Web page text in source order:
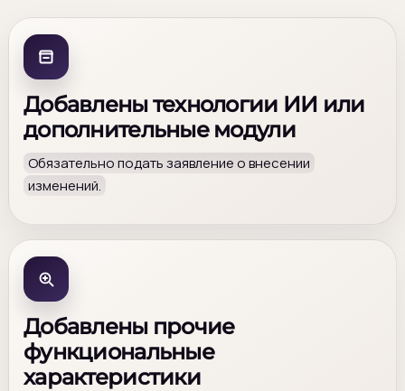
Добавлены технологии ИИ или
дополнительные модули
Обязательно подать заявление о внесении
изменений.
Добавлены прочие
функциональные
характеристики